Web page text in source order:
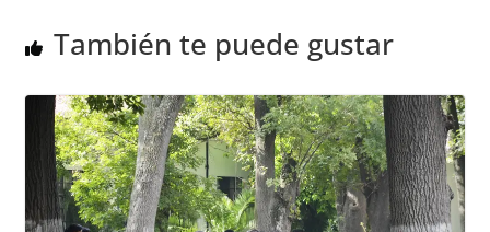
También te puede gustar